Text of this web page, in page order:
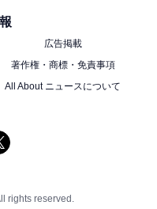
広告掲載
著作権・商標・免責事項
All About ニュースについて
rights reserved.